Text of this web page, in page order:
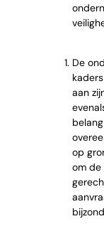
De
aan
op
om de